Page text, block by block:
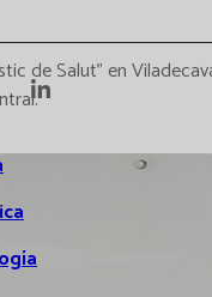
de Salut” en